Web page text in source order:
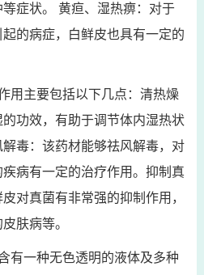
症状。 黄疸、湿热痹：对于
的病症，白鲜皮也具有一定的
用主要包括以下几点：清热燥
功效，有助于调节体内湿热状
毒：该药材能够祛风解毒，对
病有一定的治疗作用。抑制真
对真菌有非常强的抑制作用，
肤病等。
有一种无色透明的液体及多种